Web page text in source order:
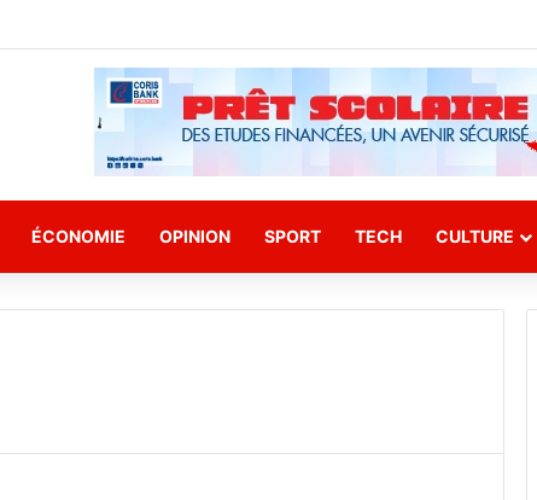
ÉCONOMIE OPINION SPORT TECH CULTURE